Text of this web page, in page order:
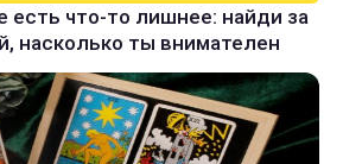
есть что-то лишнее: найди за
насколько ты внимателен